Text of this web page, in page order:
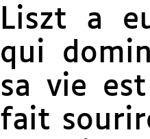
Liszt a
qui
sa vie
fait